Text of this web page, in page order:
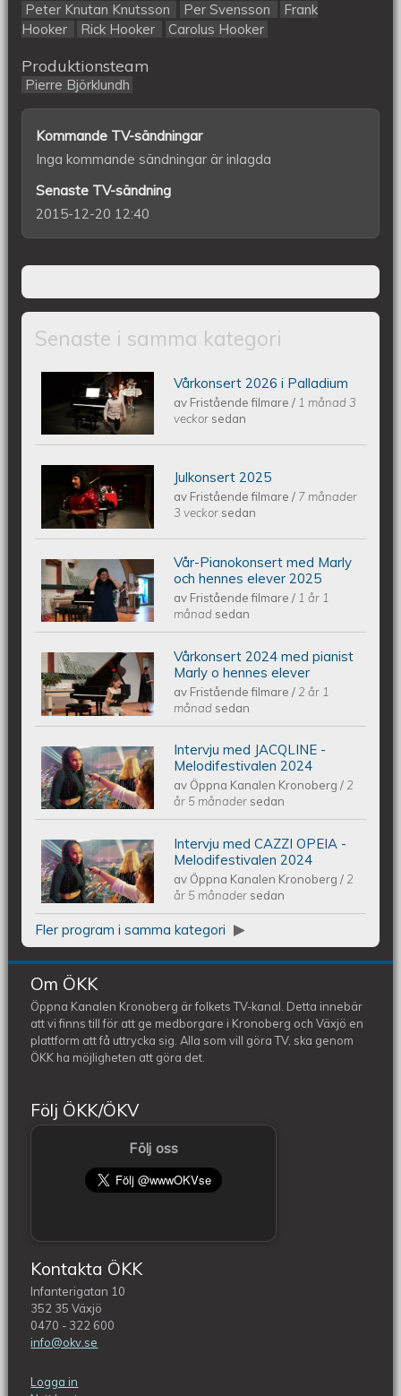
Peter Knutan Knutsson
Per Svensson
Frank
Hooker
Rick Hooker Carolus Hooker
Produktionsteam
Pierre Björklundh
Kommande TV-sändningar
Inga kommande sändningar är inlagda
Senaste TV-sändning
2015-12-20 12:40
Senaste i samma kategori
Piano Marly Azevedo Andersson
Vårkonsert PALLADIUM 2026 06 10
Vårkonsert 2026 i Palladium
av Fristående filmare/ 1 månad 3
veckor sedan
Piano Marly Azevedo Andersson
Julkonsert PALLADIUM 251206
Julkonsert 2025
av Fristående filmare/ 7 månader
3 veckor sedan
Piano Marly Azevedo Andersson
Vårkonsert EQUMkyrkan 250607
Vår-Pianokonsert med Marly
och hennes elever 2025
av Fristående filmare/ 1 år 1
månad sedan
Piano Marly Azevedo Andersson
Vårkonsert EQUMENIAkyrkan
240608
Vårkonsert 2024 med pianist
Marly o hennes elever
av Fristående filmare/ 2 år 1
månad sedan
Intervju med JACQLINE -
Melodifestivalen 2024
Intervju med JACQLINE -
Melodifestivalen 2024
av Öppna Kanalen Kronoberg/ 2
år 5 månader sedan
Intervju med CAZZI OPEIA -
Melodifestivalen 2024
Intervju med CAZZI OPEIA -
Melodifestivalen 2024
av Öppna Kanalen Kronoberg/ 2
år 5 månader sedan
Fler program i samma kategori
Om ÖKK
Öppna Kanalen Kronoberg är folkets TV-kanal. Detta innebär
att vi finns till för att ge medborgare i Kronoberg och Växjö en
plattform att få uttrycka sig. Alla som vill göra TV, ska genom
ÖKK ha möjligheten att göra det.
Följ ÖKK/ÖKV
Följ oss
Kontakta ÖKK
Infanterigatan 10
352 35 Växjö
0470 - 322 600
info@okv.se
Logga in